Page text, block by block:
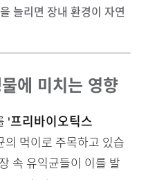
늘리면 장내 환경이 자연
에 미치는 영향
'프리바이오틱스
의 먹이로 주목하고 있습
속 유익균들이 이를 발